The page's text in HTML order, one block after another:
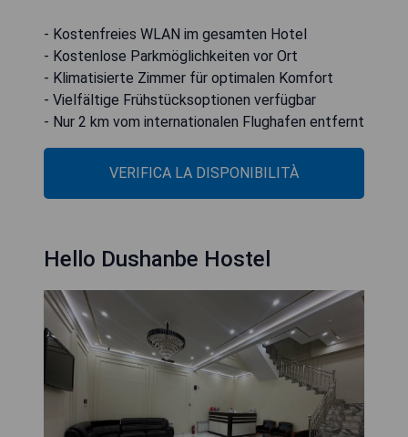
- Kostenfreies WLAN im gesamten Hotel
- Kostenlose Parkmöglichkeiten vor Ort
- Klimatisierte Zimmer für optimalen Komfort
- Vielfältige Frühstücksoptionen verfügbar
- Nur 2 km vom internationalen Flughafen entfernt
VERIFICA LA DISPONIBILITÀ
Hello Dushanbe Hostel